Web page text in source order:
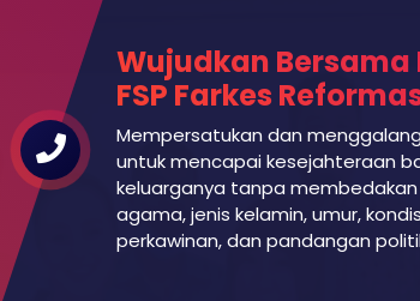
Wujudkan Bersama
FSP Farkes
Mempersatukan dan
untuk mencapai kesejahteraan
keluarganya tanpa membedakan
agama, jenis kelamin, umur,
perkawinan, dan pandangan